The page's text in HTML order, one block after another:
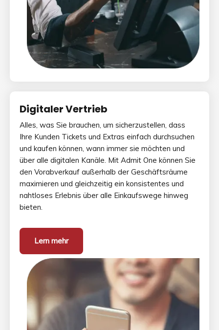
Digitaler Vertrieb
Alles, was Sie brauchen, um sicherzustellen, dass
Ihre Kunden Tickets und Extras einfach durchsuchen
und kaufen können, wann immer sie möchten und
über alle digitalen Kanäle. Mit Admit One können Sie
den Vorabverkauf außerhalb der Geschäftsräume
maximieren und gleichzeitig ein konsistentes und
nahtloses Erlebnis über alle Einkaufswege hinweg
bieten.
Lern mehr